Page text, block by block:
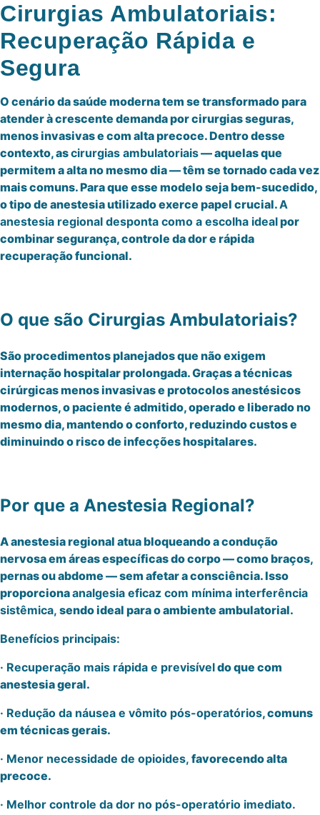
Cirurgias Ambulatoriais:
Recuperação Rápida e
Segura
O cenário da saúde moderna tem se transformado para
atender à crescente demanda por cirurgias seguras,
menos invasivas e com alta precoce. Dentro desse
contexto, ascirurgias ambulatoriais— aquelas que
permitem a alta no mesmo dia — têm se tornado cada vez
mais comuns. Para que esse modelo seja bem-sucedido,
o tipo de anestesia utilizado exerce papel crucial.A
anestesia regional desponta como a escolha idealpor
combinar segurança, controle da dor e rápida
recuperação funcional.
O que são Cirurgias Ambulatoriais?
São procedimentos planejados que não exigem
internação hospitalar prolongada. Graças a técnicas
cirúrgicas menos invasivas e protocolos anestésicos
modernos, o paciente é admitido, operado e liberado no
mesmo dia, mantendo o conforto, reduzindo custos e
diminuindo o risco de infecções hospitalares.
Por que a Anestesia Regional?
A anestesia regional atua bloqueando a condução
nervosa em áreas específicas do corpo — como braços,
pernas ou abdome — sem afetar a consciência. Isso
proporcionaanalgesia eficaz com mínima interferência
sistêmica, sendo ideal para o ambiente ambulatorial.
Benefícios principais:
· Recuperação mais rápida e previsíveldo que com
anestesia geral.
· Redução da náusea e vômito pós-operatórios, comuns
em técnicas gerais.
· Menor necessidade de opioides, favorecendo alta
precoce.
· Melhor controle da dor no pós-operatório imediato.